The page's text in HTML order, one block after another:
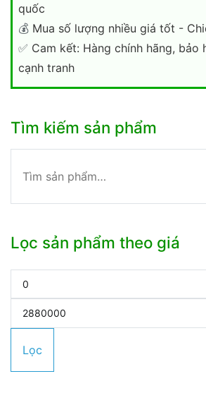
quốc
💰 Mua số lượng nhiều giá tốt -
✅ Cam kết: Hàng chính hãng, bảo
cạnh tranh
Tìm kiếm sản phẩm
kiếm:
Lọc sản phẩm theo giá
Giá
thiểu
Giá
tối
Lọc